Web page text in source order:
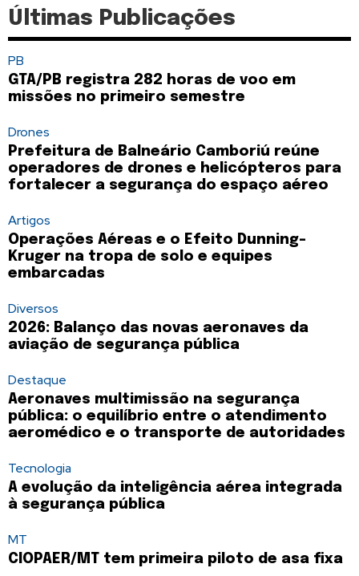
Últimas Publicações
PB
GTA/PB registra 282 horas de voo em
missões no primeiro semestre
Drones
Prefeitura de Balneário Camboriú reúne
operadores de drones e helicópteros para
fortalecer a segurança do espaço aéreo
Artigos
Operações Aéreas e o Efeito Dunning-
Kruger na tropa de solo e equipes
embarcadas
Diversos
2026: Balanço das novas aeronaves da
aviação de segurança pública
Destaque
Aeronaves multimissão na segurança
pública: o equilíbrio entre o atendimento
aeromédico e o transporte de autoridades
Tecnologia
A evolução da inteligência aérea integrada
à segurança pública
MT
CIOPAER/MT tem primeira piloto de asa fixa